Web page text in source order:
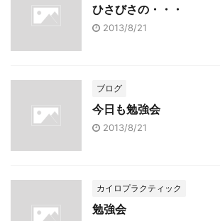
ひさびさの・・・
2013/8/21
ブログ
今日も勉強会
2013/8/21
カイロプラクティック
勉強会